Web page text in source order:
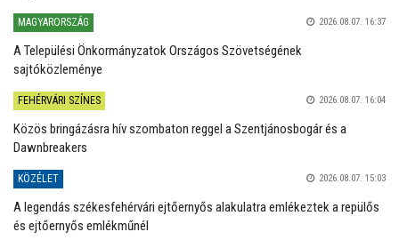
MAGYARORSZÁG 2026.08.07. 16:37
A Települési Önkormányzatok Országos Szövetségének
sajtóközleménye
FEHÉRVÁRI SZÍNES 2026.08.07. 16:04
Közös bringázásra hív szombaton reggel a Szentjánosbogár és a
Dawnbreakers
KÖZÉLET 2026.08.07. 15:03
A legendás székesfehérvári ejtőernyős alakulatra emlékeztek a repülős
és ejtőernyős emlékműnél